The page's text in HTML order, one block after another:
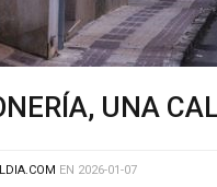
UNA
EN 2026-01-07